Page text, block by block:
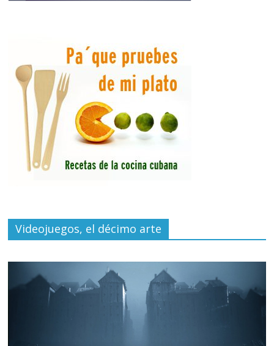
Videojuegos, el décimo arte